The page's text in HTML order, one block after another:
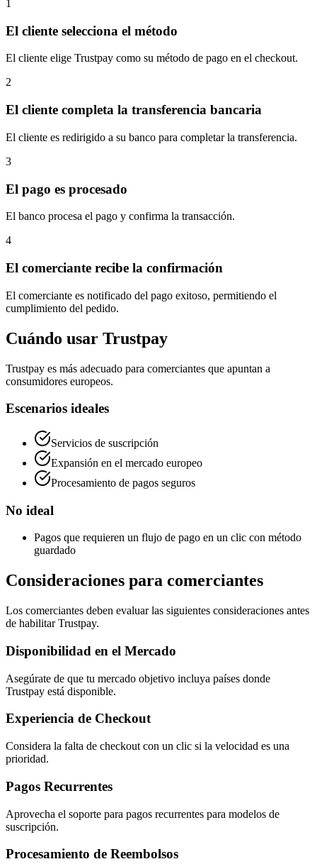
1
El cliente selecciona el método
El cliente elige Trustpay como su método de pago en el checkout.
2
El cliente completa la transferencia bancaria
El cliente es redirigido a su banco para completar la transferencia.
3
El pago es procesado
El banco procesa el pago y confirma la transacción.
4
El comerciante recibe la confirmación
El comerciante es notificado del pago exitoso, permitiendo el
cumplimiento del pedido.
Cuándo usar Trustpay
Trustpay es más adecuado para comerciantes que apuntan a
consumidores europeos.
Escenarios ideales
Servicios de suscripción
Expansión en el mercado europeo
Procesamiento de pagos seguros
No ideal
Pagos que requieren un flujo de pago en un clic con método
guardado
Consideraciones para comerciantes
Los comerciantes deben evaluar las siguientes consideraciones antes
de habilitar Trustpay.
Disponibilidad en el Mercado
Asegúrate de que tu mercado objetivo incluya países donde
Trustpay está disponible.
Experiencia de Checkout
Considera la falta de checkout con un clic si la velocidad es una
prioridad.
Pagos Recurrentes
Aprovecha el soporte para pagos recurrentes para modelos de
suscripción.
Procesamiento de Reembolsos